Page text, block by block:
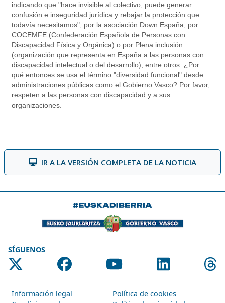
IR A LA VERSIÓN COMPLETA DE LA NOTICIA
SÍGUENOS
Información legal
Política de cookies